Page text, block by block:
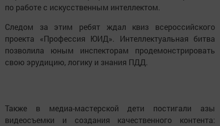
по работе с искусственным интеллектом.
Следом за этим ребят ждал квиз всероссийского
проекта «Профессия ЮИД». Интеллектуальная битва
позволила юным инспекторам продемонстрировать
свою эрудицию, логику и знания ПДД.
Также в медиа-мастерской дети постигали азы
видеосъемки и создания качественного контента: